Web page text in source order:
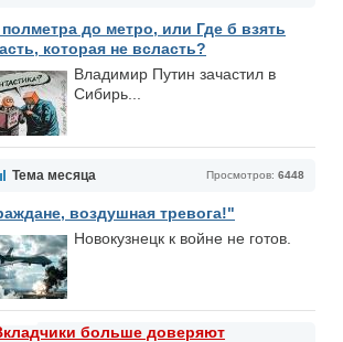
до метро, или Где б взять
которая не всласть?
Владимир Путин зачастил в
Сибирь...
Просмотров: 6448
Тема месяца
воздушная тревога!"
Новокузнецк к войне не готов.
больше доверяют